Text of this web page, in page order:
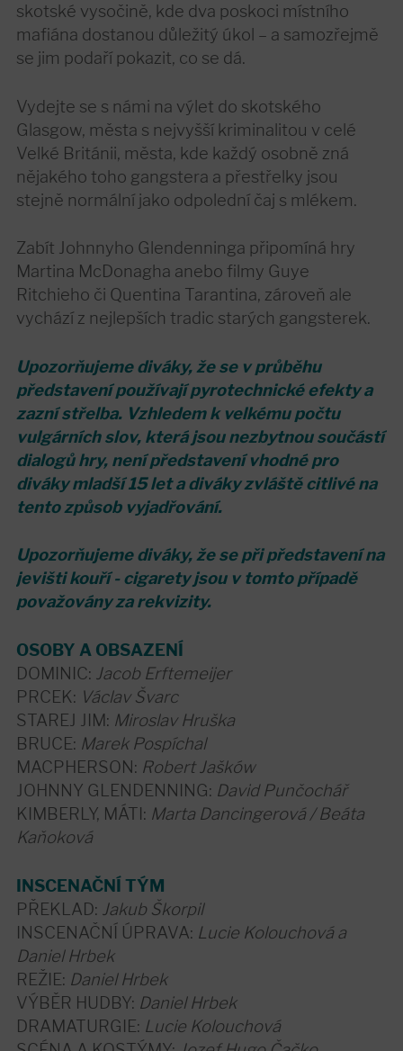
skotské vysočině, kde dva poskoci místního
mafiána dostanou důležitý úkol – a samozřejmě
se jim podaří pokazit, co se dá.
Vydejte se s námi na výlet do skotského
Glasgow, města s nejvyšší kriminalitou v celé
Velké Británii, města, kde každý osobně zná
nějakého toho gangstera a přestřelky jsou
stejně normální jako odpolední čaj s mlékem.
Zabít Johnnyho Glendenninga připomíná hry
Martina McDonagha anebo filmy Guye
Ritchieho či Quentina Tarantina, zároveň ale
vychází z nejlepších tradic starých gangsterek.
Upozorňujeme diváky, že se v průběhu
představení používají pyrotechnické efekty a
zazní střelba. Vzhledem k velkému počtu
vulgárních slov, která jsou nezbytnou součástí
dialogů hry, není představení vhodné pro
diváky mladší 15 let a diváky zvláště citlivé na
tento způsob vyjadřování.
Upozorňujeme diváky, že se při představení na
jevišti kouří - cigarety jsou v tomto případě
považovány za rekvizity.
OSOBY A OBSAZENÍ
DOMINIC: Jacob Erftemeijer
PRCEK: Václav Švarc
STAREJ JIM: Miroslav Hruška
BRUCE: Marek Pospíchal
MACPHERSON: Robert Jašków
JOHNNY GLENDENNING: David Punčochář
KIMBERLY, MÁTI: Marta Dancingerová /Beáta
Kaňoková
INSCENAČNÍ TÝM
PŘEKLAD: Jakub Škorpil
INSCENAČNÍ ÚPRAVA: Lucie Kolouchová a
Daniel Hrbek
REŽIE: Daniel Hrbek
VÝBĚR HUDBY: Daniel Hrbek
DRAMATURGIE: Lucie Kolouchová